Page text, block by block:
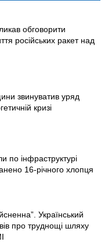
обговорити
російських ракет над
звинуватив уряд
кризі
по інфраструктурі
16-річного хлопця
Український
про труднощі шляху